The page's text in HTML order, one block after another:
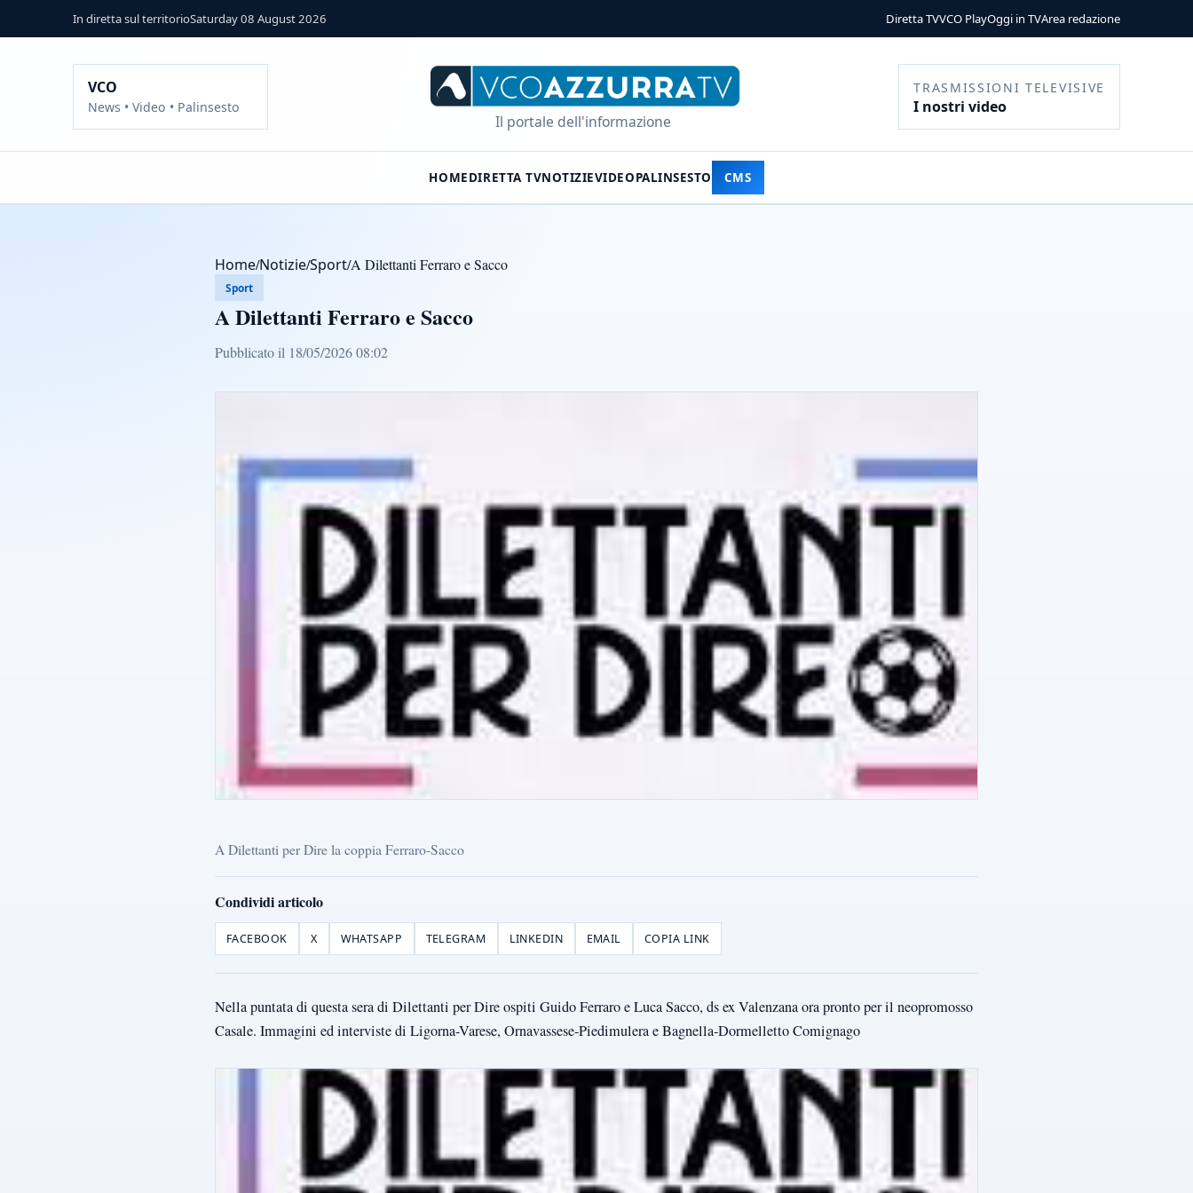
In diretta sul territorioSaturday 08 August 2026 Diretta TVVCO PlayOggi in TVArea redazione
VCO
News • Video • Palinsesto
Il portale dell'informazione
TRASMISSIONI TELEVISIVE
I nostri video
HOMEDIRETTA TVNOTIZIEVIDEOPALINSESTO CMS
Home/Notizie/Sport/A Dilettanti Ferraro e Sacco
Sport
A Dilettanti Ferraro e Sacco
Pubblicato il 18/05/2026 08:02
A Dilettanti per Dire la coppia Ferraro-Sacco
Condividi articolo
FACEBOOK X WHATSAPP TELEGRAM LINKEDIN EMAIL COPIA LINK
Nella puntata di questa sera di Dilettanti per Dire ospiti Guido Ferraro e Luca Sacco, ds ex Valenzana ora pronto per il neopromosso
Casale. Immagini ed interviste di Ligorna-Varese, Ornavassese-Piedimulera e Bagnella-Dormelletto Comignago